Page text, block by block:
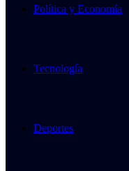
Política y Economía
Tecnología
Deportes